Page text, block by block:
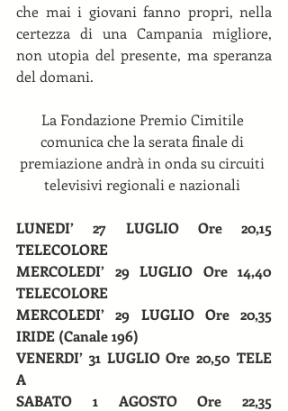
che mai i giovani fanno propri, nella
certezza di una Campania migliore,
non utopia del presente, ma speranza
del domani.
La Fondazione Premio Cimitile
comunica che la serata finale di
premiazione andrà in onda su circuiti
televisivi regionali e nazionali
LUNEDI’ 27 LUGLIO Ore 20,15
TELECOLORE
MERCOLEDI’ 29 LUGLIO Ore 14,40
TELECOLORE
MERCOLEDI’ 29 LUGLIO Ore 20,35
IRIDE (Canale 196)
VENERDI’ 31 LUGLIO Ore 20,50 TELE
A
SABATO 1 AGOSTO Ore 22,35